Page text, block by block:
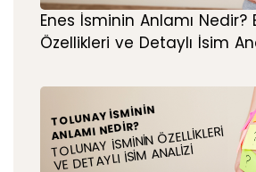
Enes İsminin Anlamı Nedir?
Özellikleri ve Detaylı İsim
TOLUNAY İSMININ
ANLAMI NEDIR?
TOLUNAY İSMININ ÖZELLIKLERI
VE DETAYLI İSIM ANALIZI